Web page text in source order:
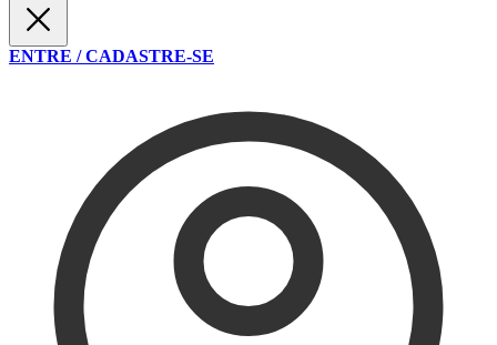
ENTRE / CADASTRE-SE